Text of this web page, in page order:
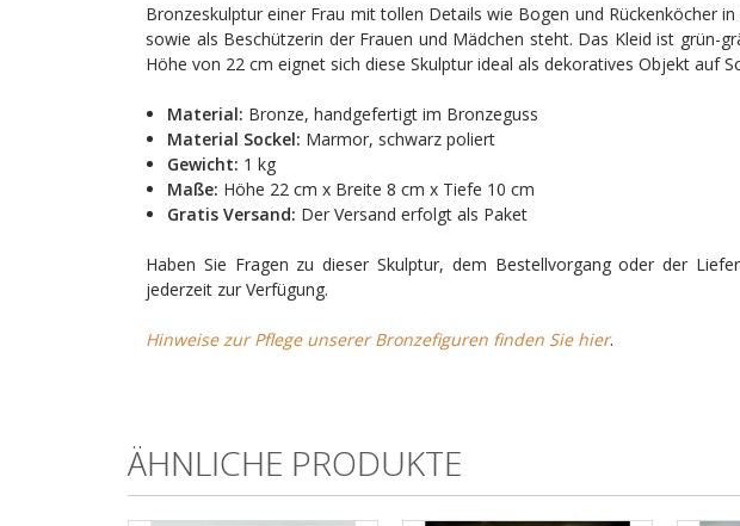
Bronzeskulptur einer Frau mit tollen Details wie Bogen und Rückenköcher
sowie als Beschützerin der Frauen und Mädchen steht. Das Kleid ist
Höhe von 22 cm eignet sich diese Skulptur ideal als dekoratives Objekt auf
Material: Bronze, handgefertigt im Bronzeguss
Material Sockel: Marmor, schwarz poliert
Gewicht: 1 kg
Maße: Höhe 22 cm x Breite 8 cm x Tiefe 10 cm
Gratis Versand: Der Versand erfolgt als Paket
Haben Sie Fragen zu dieser Skulptur, dem Bestellvorgang oder der
jederzeit zur Verfügung.
Hinweise zur Pflege unserer Bronzefiguren finden Sie hier.
ÄHNLICHE PRODUKTE